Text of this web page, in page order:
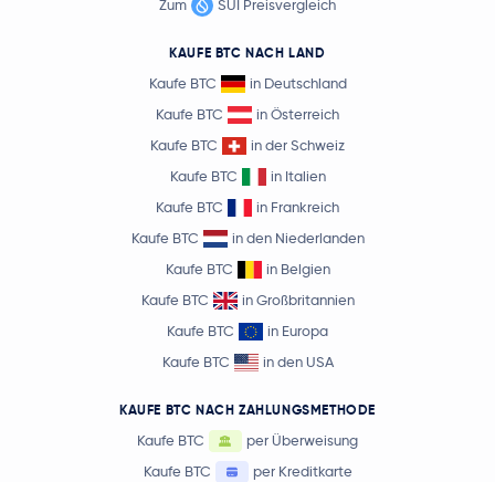
Zum
SUI Preisvergleich
KAUFE BTC NACH LAND
Kaufe BTC
in Deutschland
Kaufe BTC
in Österreich
Kaufe BTC
in der Schweiz
Kaufe BTC
in Italien
Kaufe BTC
in Frankreich
Kaufe BTC
in den Niederlanden
Kaufe BTC
in Belgien
Kaufe BTC
in Großbritannien
Kaufe BTC
in Europa
Kaufe BTC
in den USA
KAUFE BTC NACH ZAHLUNGSMETHODE
Kaufe BTC
per Überweisung
Kaufe BTC
per Kreditkarte